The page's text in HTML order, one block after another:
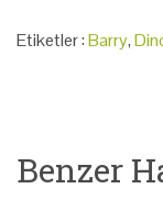
Etiketler :Barry,
Benzer